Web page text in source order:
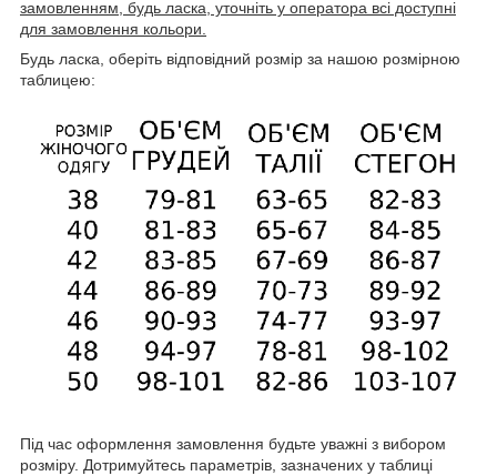
замовленням, будь ласка, уточніть у оператора всі доступні
для замовлення кольори.
Будь ласка, оберіть відповідний розмір за нашою розмірною
таблицею:
Під час оформлення замовлення будьте уважні з вибором
розміру. Дотримуйтесь параметрів, зазначених у таблиці